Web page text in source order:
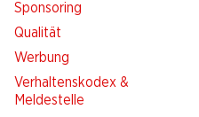
Sponsoring
Qualität
Werbung
Verhaltenskodex &
Meldestelle